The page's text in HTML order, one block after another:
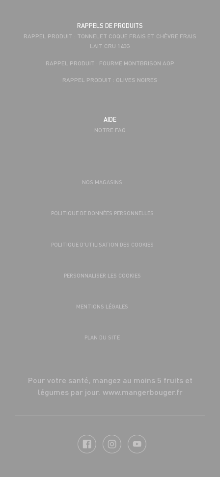
RAPPELS DE PRODUITS
RAPPEL PRODUIT : TONNELET COQUE FRAIS ET CHÈVRE FRAIS
LAIT CRU 140G
RAPPEL PRODUIT : FOURME MONTBRISON AOP
RAPPEL PRODUIT : OLIVES NOIRES
AIDE
NOTRE FAQ
NOS MAGASINS
POLITIQUE DE DONNÉES PERSONNELLES
POLITIQUE D’UTILISATION DES COOKIES
PERSONNALISER LES COOKIES
MENTIONS LÉGALES
PLAN DU SITE
Pour votre santé, mangez au moins 5 fruits et
légumes par jour. www.mangerbouger.fr